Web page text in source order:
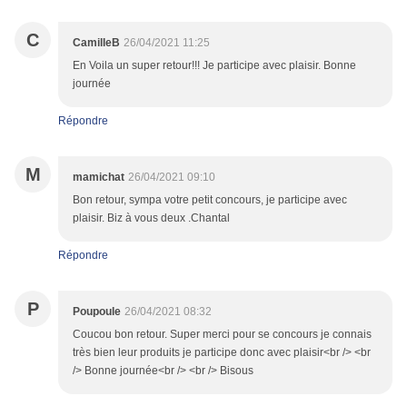
C CamilleB 26/04/2021 11:25
En Voila un super retour!!! Je participe avec plaisir. Bonne
journée
Répondre
M mamichat 26/04/2021 09:10
Bon retour, sympa votre petit concours, je participe avec
plaisir. Biz à vous deux .Chantal
Répondre
P Poupoule 26/04/2021 08:32
Coucou bon retour. Super merci pour se concours je connais
très bien leur produits je participe donc avec plaisir<br /> <br
/> Bonne journée<br /> <br /> Bisous